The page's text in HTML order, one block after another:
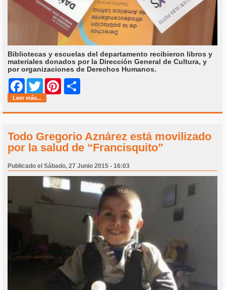
Bibliotecas y escuelas del departamento recibieron libros y
materiales donados por la Dirección General de Cultura, y
por organizaciones de Derechos Humanos.
Facebook
Twitter Pinterest
Leer más...
Todo Gregorio Aznárez está movilizado
por la salud de “Francisquito”
Publicado el Sábado, 27 Junio 2015 - 16:03